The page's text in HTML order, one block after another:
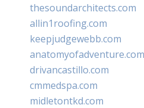
thesoundarchitects.com
allin1roofing.com
keepjudgewebb.com
anatomyofadventure.com
drivancastillo.com
cmmedspa.com
midletontkd.com